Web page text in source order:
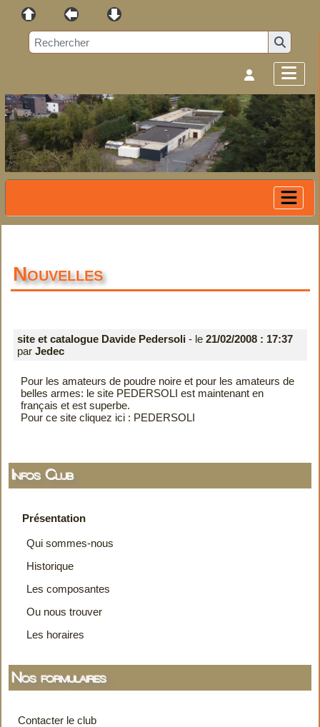
Infos Club
Présentation
Qui sommes-nous
Historique
Les composantes
Ou nous trouver
Les horaires
Nos formulaires
Contacter le club
Nouvelles
site et catalogue Davide Pedersoli - le 21/02/2008 : 17:37
par Jedec
Pour les amateurs de poudre noire et pour les amateurs de
belles armes: le site PEDERSOLI est maintenant en
français et est superbe.
Pour ce site cliquez ici : PEDERSOLI